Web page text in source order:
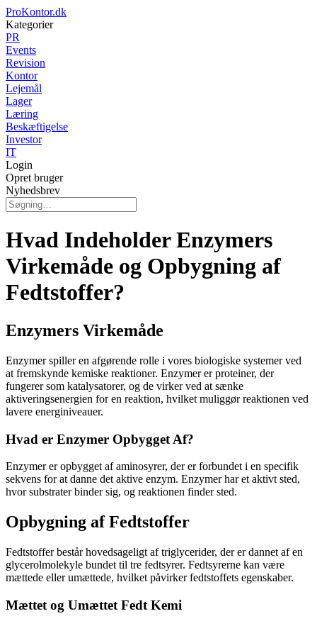
ProKontor.dk
Kategorier
PR
Events
Revision
Kontor
Lejemål
Lager
Læring
Beskæftigelse
Investor
IT
Login
Opret bruger
Nyhedsbrev
Hvad Indeholder Enzymers
Virkemåde og Opbygning af
Fedtstoffer?
Enzymers Virkemåde
Enzymer spiller en afgørende rolle i vores biologiske systemer ved
at fremskynde kemiske reaktioner. Enzymer er proteiner, der
fungerer som katalysatorer, og de virker ved at sænke
aktiveringsenergien for en reaktion, hvilket muliggør reaktionen ved
lavere energiniveauer.
Hvad er Enzymer Opbygget Af?
Enzymer er opbygget af aminosyrer, der er forbundet i en specifik
sekvens for at danne det aktive enzym. Enzymer har et aktivt sted,
hvor substrater binder sig, og reaktionen finder sted.
Opbygning af Fedtstoffer
Fedtstoffer består hovedsageligt af triglycerider, der er dannet af en
glycerolmolekyle bundet til tre fedtsyrer. Fedtsyrerne kan være
mættede eller umættede, hvilket påvirker fedtstoffets egenskaber.
Mættet og Umættet Fedt Kemi